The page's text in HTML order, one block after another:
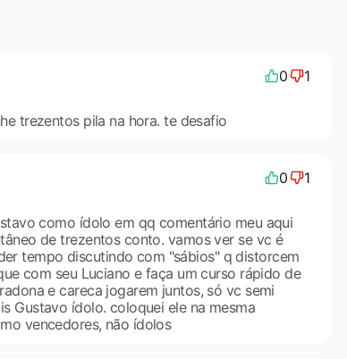
0 1
trezentos pila na hora. te desafio
0 1
como ídolo em qq comentário meu aqui
de trezentos conto. vamos ver se vc é
tempo discutindo com "sábios" q distorcem
com seu Luciano e faça um curso rápido de
e careca jogarem juntos, só vc semi
Gustavo ídolo. coloquei ele na mesma
vencedores, não ídolos